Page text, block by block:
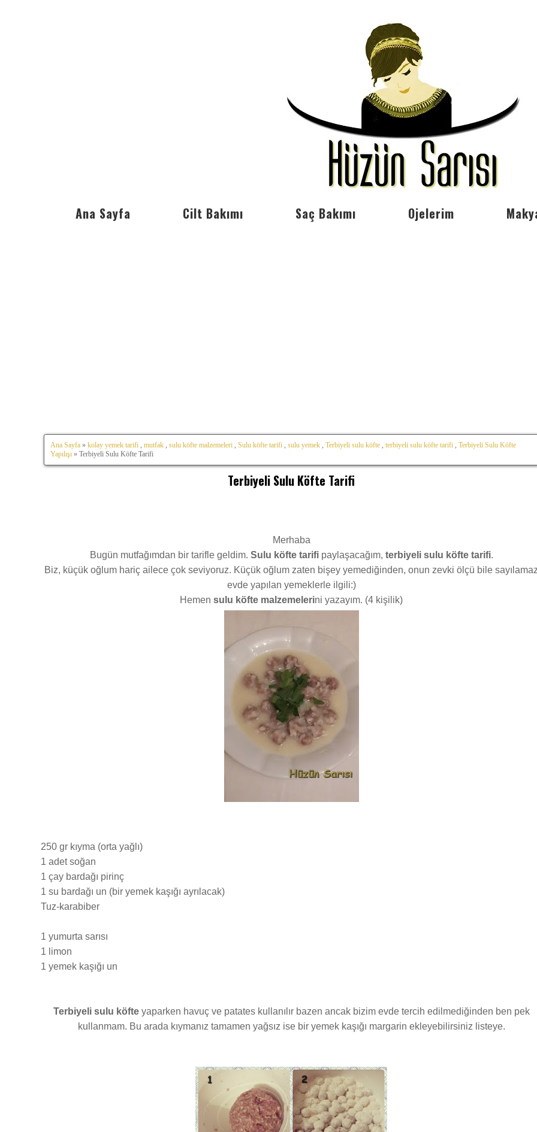
Ana Sayfa Cilt Bakımı Saç Bakımı Ojelerim
Ana Sayfa » kolay yemek tarifi , mutfak , sulu köfte malzemeleri , Sulu köfte tarifi , sulu yemek , Terbiyeli sulu köfte , terbiyeli sulu köfte tarifi , Terbiyeli Sulu Köfte
Yapılışı » Terbiyeli Sulu Köfte Tarifi
Terbiyeli Sulu Köfte Tarifi
Merhaba
Bugün mutfağımdan bir tarifle geldim. Sulu köfte tarifipaylaşacağım, terbiyeli sulu köfte tarifi.
Biz, küçük oğlum hariç ailece çok seviyoruz. Küçük oğlum zaten bişey yemediğinden, onun zevki ölçü bile
evde yapılan yemeklerle ilgili:)
Hemen sulu köfte malzemelerini yazayım. (4 kişilik)
250 gr kıyma (orta yağlı)
1 adet soğan
1 çay bardağı pirinç
1 su bardağı un (bir yemek kaşığı ayrılacak)
Tuz-karabiber
1 yumurta sarısı
1 limon
1 yemek kaşığı un
Terbiyeli sulu köfteyaparken havuç ve patates kullanılır bazen ancak bizim evde tercih edilmediğinden ben pek
kullanmam. Bu arada kıymanız tamamen yağsız ise bir yemek kaşığı margarin ekleyebilirsiniz listeye.